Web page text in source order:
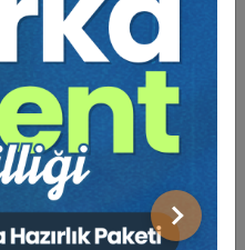
Sonraki
5490 TL / Yıllık